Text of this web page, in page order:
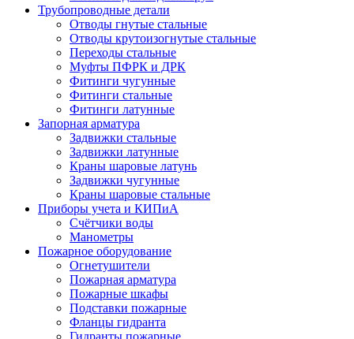
Трубопроводные детали
Отводы гнутые стальные
Отводы крутоизогнутые стальные
Переходы стальные
Муфты ПФРК и ДРК
Фитинги чугунные
Фитинги стальные
Фитинги латунные
Запорная арматура
Задвижки стальные
Задвижки латунные
Краны шаровые латунь
Задвижки чугунные
Краны шаровые стальные
Приборы учета и КИПиА
Счётчики воды
Манометры
Пожарное оборудование
Огнетушители
Пожарная арматура
Пожарные шкафы
Подставки пожарные
Фланцы гидранта